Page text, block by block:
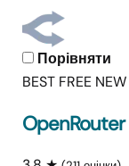
Порівняти
BEST FREE NEW